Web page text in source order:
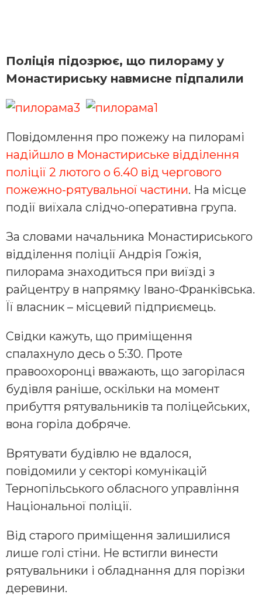
Поліція підозрює, що пилораму у
Монастириську навмисне підпалили
Повідомлення про пожежу на пилорамі
надійшло в Монастириське відділення
поліції 2 лютого о 6.40 від чергового
пожежно-рятувальної частини. На місце
події виїхала слідчо-оперативна група.
За словами начальника Монастириського
відділення поліції Андрія Гожія,
пилорама знаходиться при виїзді з
райцентру в напрямку Івано-Франківська.
Її власник – місцевий підприємець.
Свідки кажуть, що приміщення
спалахнуло десь о 5:30. Проте
правоохоронці вважають, що загорілася
будівля раніше, оскільки на момент
прибуття рятувальників та поліцейських,
вона горіла добряче.
Врятувати будівлю не вдалося,
повідомили у секторі комунікацій
Тернопільського обласного управління
Національної поліції.
Від старого приміщення залишилися
лише голі стіни. Не встигли винести
рятувальники і обладнання для порізки
деревини.